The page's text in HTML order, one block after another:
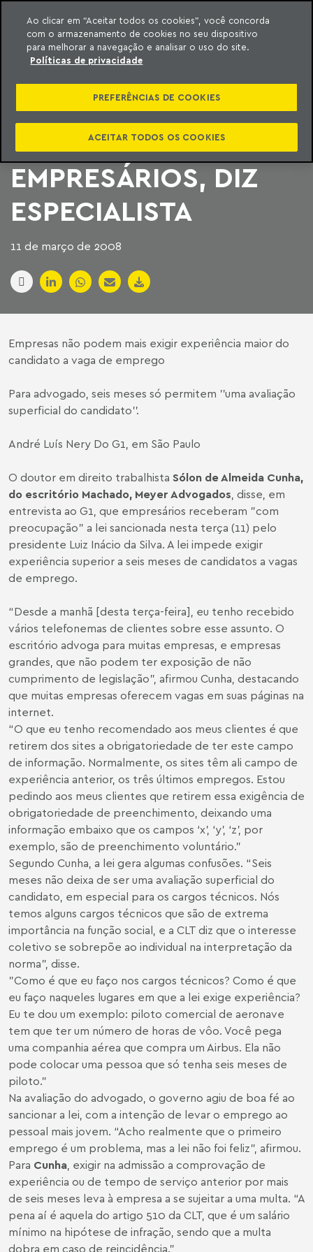
o conteúdo
Machado Meyer
LEI QUE LIMITA
EXPERIÊNCIA A 6
MESES JÁ PREOCUPA
EMPRESÁRIOS, DIZ
ESPECIALISTA
11 de março de 2008
Empresas não podem mais exigir experiência maior do
candidato a vaga de emprego
Para advogado, seis meses só permitem ''uma avaliação
superficial do candidato''.
André Luís Nery Do G1, em São Paulo
O doutor em direito trabalhista Sólon de Almeida Cunha,
do escritório Machado, Meyer Advogados, disse, em
entrevista ao G1, que empresários receberam "com
preocupação" a lei sancionada nesta terça (11) pelo
presidente Luiz Inácio da Silva. A lei impede exigir
experiência superior a seis meses de candidatos a vagas
de emprego.
“Desde a manhã [desta terça-feira], eu tenho recebido
vários telefonemas de clientes sobre esse assunto. O
escritório advoga para muitas empresas, e empresas
grandes, que não podem ter exposição de não
cumprimento de legislação”, afirmou Cunha, destacando
que muitas empresas oferecem vagas em suas páginas na
internet.
“O que eu tenho recomendado aos meus clientes é que
retirem dos sites a obrigatoriedade de ter este campo
de informação. Normalmente, os sites têm ali campo de
experiência anterior, os três últimos empregos. Estou
pedindo aos meus clientes que retirem essa exigência de
obrigatoriedade de preenchimento, deixando uma
informação embaixo que os campos ‘x’, ‘y’, ‘z’, por
exemplo, são de preenchimento voluntário.”
Segundo Cunha, a lei gera algumas confusões. “Seis
meses não deixa de ser uma avaliação superficial do
candidato, em especial para os cargos técnicos. Nós
temos alguns cargos técnicos que são de extrema
importância na função social, e a CLT diz que o interesse
coletivo se sobrepõe ao individual na interpretação da
norma”, disse.
"Como é que eu faço nos cargos técnicos? Como é que
eu faço naqueles lugares em que a lei exige experiência?
Eu te dou um exemplo: piloto comercial de aeronave
tem que ter um número de horas de vôo. Você pega
uma companhia aérea que compra um Airbus. Ela não
pode colocar uma pessoa que só tenha seis meses de
piloto."
Na avaliação do advogado, o governo agiu de boa fé ao
sancionar a lei, com a intenção de levar o emprego ao
pessoal mais jovem. “Acho realmente que o primeiro
emprego é um problema, mas a lei não foi feliz”, afirmou.
Para Cunha, exigir na admissão a comprovação de
experiência ou de tempo de serviço anterior por mais
de seis meses leva à empresa a se sujeitar a uma multa. “A
pena aí é aquela do artigo 510 da CLT, que é um salário
mínimo na hipótese de infração, sendo que a multa
dobra em caso de reincidência.”
Ao clicar em “Aceitar todos os cookies”, você concorda
com o armazenamento de cookies no seu dispositivo
para melhorar a navegação e analisar o uso do site.
Políticas de privacidade
PREFERÊNCIAS DE COOKIES
ACEITAR TODOS OS COOKIES